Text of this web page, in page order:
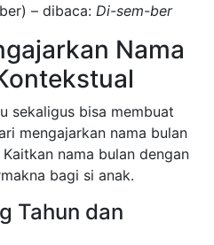
– dibaca: Di-sem-ber
Nama
sekaligus bisa membuat
mengajarkan nama bulan
Kaitkan nama bulan dengan
bagi si anak.
Tahun dan